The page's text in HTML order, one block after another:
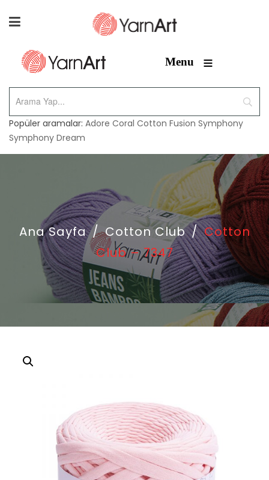
Menu ≡
Popüler aramalar: Adore Coral Cotton Fusion Symphony
Symphony Dream
Ana Sayfa / Cotton Club / Cotton
Club – 7347